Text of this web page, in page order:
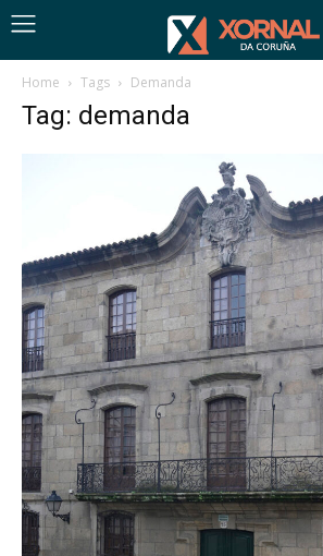
Home Tags Demanda
Tag: demanda